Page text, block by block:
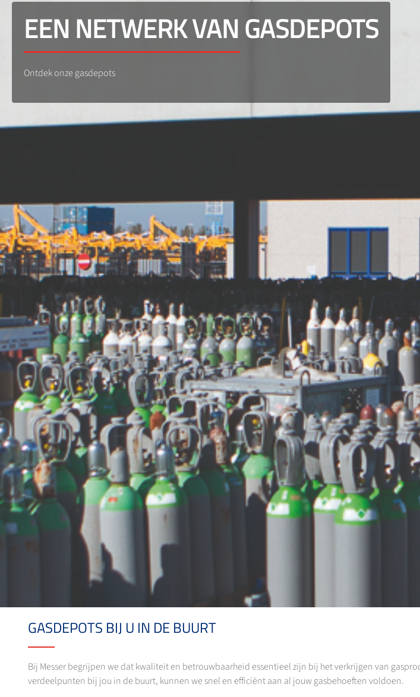
EEN NETWERK VAN GASDEPOTS
Ontdek onze gasdepots
GASDEPOTS BIJ U IN DE BUURT
Bij Messer begrijpen we dat kwaliteit en betrouwbaarheid essentieel zijn bij het verkrijgen van
verdeelpunten bij jou in de buurt, kunnen we snel en efficiënt aan al jouw gasbehoeften voldoen.